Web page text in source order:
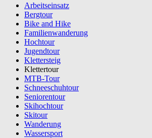
Arbeitseinsatz
Bergtour
Bike and Hike
Familienwanderung
Hochtour
Jugendtour
Klettersteig
Klettertour
MTB-Tour
Schneeschuhtour
Seniorentour
Skihochtour
Skitour
Wanderung
Wassersport